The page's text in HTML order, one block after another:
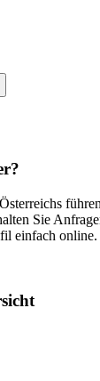
Sie
einfach online.